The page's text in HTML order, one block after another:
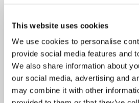
This website uses cookies
We use cookies to personalise
provide social media features and
We also share information about
our social media, advertising and
may combine it with other
Op de hoogte
Geen zorgen, wij zullen je